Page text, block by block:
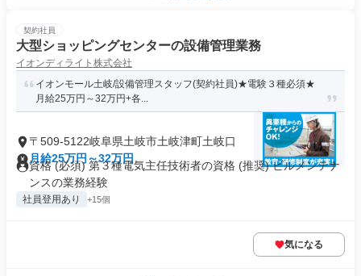
契約社員
大型ショッピングセンターの設備管理業務
イオンディライト株式会社
イオンモール土岐/設備管理スタッフ(契約社員)★電験３種必須★
月給25万円～32万円+各...
〒509-5122岐阜県土岐市土岐津町土岐口
月給25万円～32万円
資格 (必須) 第３種電気主任技術者の資格 (推奨) ビルメンテナ
ンスの業務経験
社員登用あり +15個
気になる